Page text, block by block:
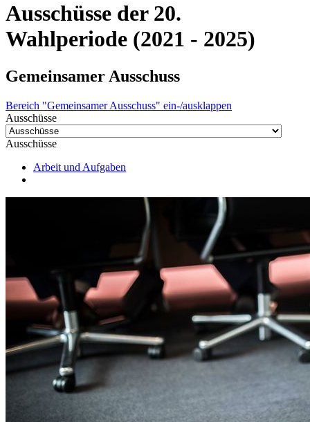
Ausschüsse der 20.
Wahlperiode (2021 - 2025)
Gemeinsamer Ausschuss
Bereich "Gemeinsamer Ausschuss" ein-/ausklappen
Ausschüsse
Ausschüsse
Arbeit und Aufgaben